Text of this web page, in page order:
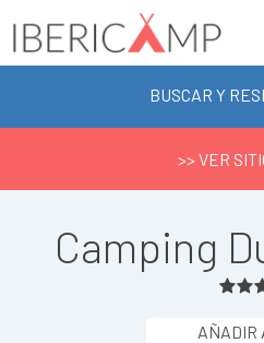
BUSCAR Y
>> VER
Camping
AÑADIR